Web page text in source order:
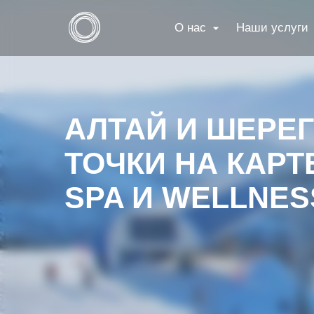
О нас Наши услуги
АЛТАЙ И
ТОЧКИ НА
SPA И